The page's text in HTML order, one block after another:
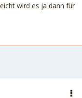
wird es ja dann für